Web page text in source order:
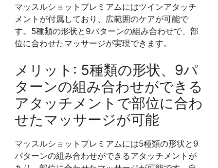
マッスルショットプレミアムにはツインアタッチ
メントが付属しており、広範囲のケアが可能で
す。5種類の形状と9パターンの組み合わせで、部
位に合わせたマッサージが実現できます。
メリット: 5種類の形状、9パ
ターンの組み合わせができる
アタッチメントで部位に合わ
せたマッサージが可能
マッスルショットプレミアムには5種類の形状と9
パターンの組み合わせができるアタッチメントが